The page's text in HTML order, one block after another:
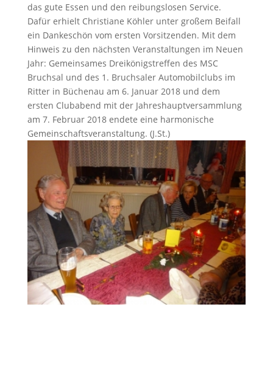
das gute Essen und den reibungslosen Service.
Dafür erhielt Christiane Köhler unter großem Beifall
ein Dankeschön vom ersten Vorsitzenden. Mit dem
Hinweis zu den nächsten Veranstaltungen im Neuen
Jahr: Gemeinsames Dreikönigstreffen des MSC
Bruchsal und des 1. Bruchsaler Automobilclubs im
Ritter in Büchenau am 6. Januar 2018 und dem
ersten Clubabend mit der Jahreshauptversammlung
am 7. Februar 2018 endete eine harmonische
Gemeinschaftsveranstaltung. (J.St.)